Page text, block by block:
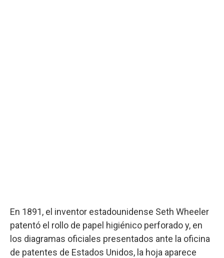
En 1891, el inventor estadounidense Seth Wheeler
patentó el rollo de papel higiénico perforado y, en
los diagramas oficiales presentados ante la oficina
de patentes de Estados Unidos, la hoja aparece